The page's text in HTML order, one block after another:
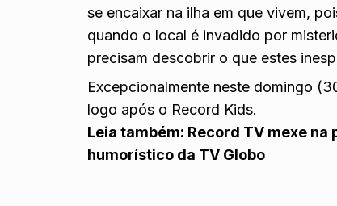
se encaixar na ilha em que vivem,
quando o local é invadido por
precisam descobrir o que estes
Excepcionalmente neste domingo
logo após o Record Kids.
Leia também: Record TV mexe na
humorístico da TV Globo